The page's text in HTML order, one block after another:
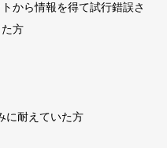
トから情報を得て試行錯誤さ
方
に耐えていた方